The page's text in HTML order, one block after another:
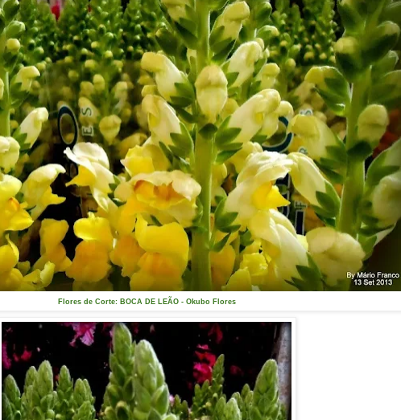
Flores de Corte: BOCA DE LEÃO - Okubo Flores